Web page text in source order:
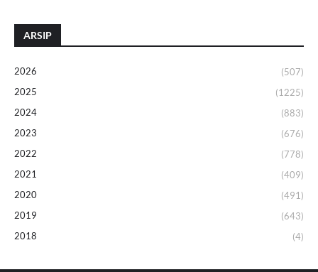
ARSIP
2026
(507)
2025
(1225)
2024
(883)
2023
(676)
2022
(778)
2021
(409)
2020
(491)
2019
(643)
2018
(4)